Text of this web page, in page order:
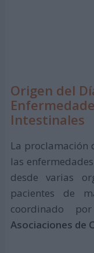
Origen del
Intestinales
La proclamación
las
desde varias
pacientes de
coordinado
Asociaciones de